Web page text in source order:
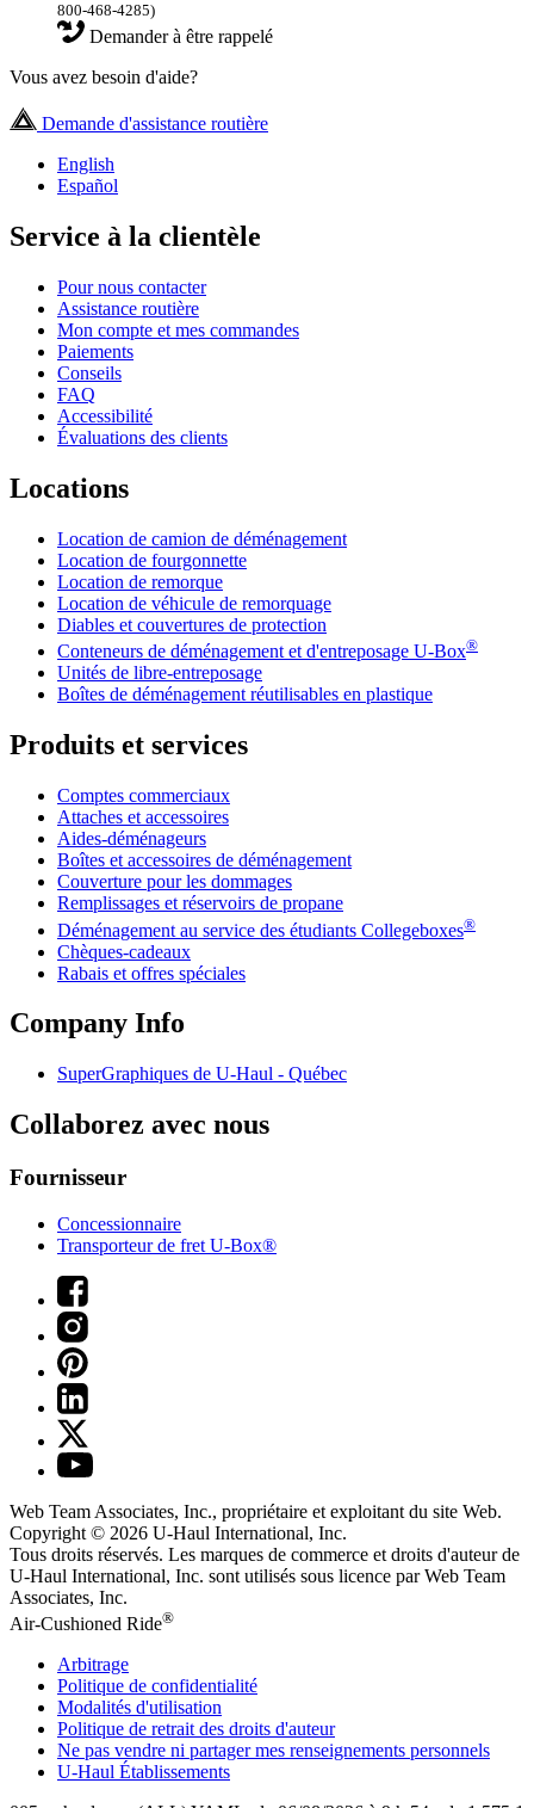
800-468-4285)
Demander à être rappelé
Vous avez besoin d'aide?
Demande d'assistance routière
English
Español
Service à la clientèle
Pour nous contacter
Assistance routière
Mon compte et mes commandes
Paiements
Conseils
FAQ
Accessibilité
Évaluations des clients
Locations
Location de camion de déménagement
Location de fourgonnette
Location de remorque
Location de véhicule de remorquage
Diables et couvertures de protection
Conteneurs de déménagement et d'entreposage U-Box®
Unités de libre-entreposage
Boîtes de déménagement réutilisables en plastique
Produits et services
Comptes commerciaux
Attaches et accessoires
Aides-déménageurs
Boîtes et accessoires de déménagement
Couverture pour les dommages
Remplissages et réservoirs de propane
Déménagement au service des étudiants Collegeboxes®
Chèques-cadeaux
Rabais et offres spéciales
Company Info
SuperGraphiques de U-Haul - Québec
Collaborez avec nous
Fournisseur
Concessionnaire
Transporteur de fret U-Box®
Web Team Associates, Inc., propriétaire et exploitant du site Web.
Copyright © 2026 U-Haul International, Inc.
Tous droits réservés. Les marques de commerce et droits d'auteur de
U-Haul International, Inc. sont utilisés sous licence par Web Team
Associates, Inc.
Air-Cushioned Ride®
Arbitrage
Politique de confidentialité
Modalités d'utilisation
Politique de retrait des droits d'auteur
Ne pas vendre ni partager mes renseignements personnels
U-Haul Établissements